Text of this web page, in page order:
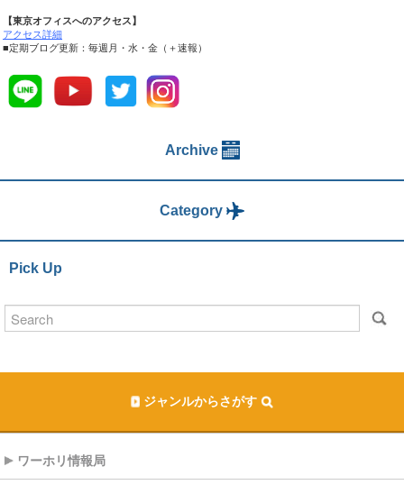
【東京オフィスへのアクセス】
アクセス詳細
■定期ブログ更新：毎週月・水・金（＋速報）
Archive
Category
Pick Up
ジャンルからさがす
ワーホリ情報局